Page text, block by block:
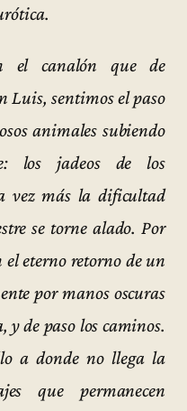
el canalón que de
Luis, sentimos el paso
animales subiendo
los jadeos de los
vez más la dificultad
se torne alado. Por
eterno retorno de un
por manos oscuras
de paso los caminos.
a donde no llega la
que permanecen